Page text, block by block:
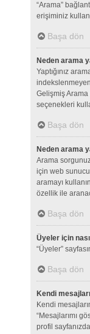
“Arama”
erişiminiz
Başa dön
Neden arama
Yaptığınız
Gelişmiş
seçenekleri
Başa dön
Neden arama
Arama
için web
aramayı
özellik ile
Başa dön
Üyeler için
“Üyeler”
Başa dön
Kendi
Kendi
“Mesajlarımı
profil